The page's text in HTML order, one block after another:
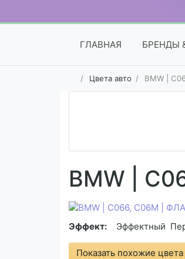
ГЛАВНАЯ БРЕНДЫ
Цвета авто BMW |
BMW |
Эффект: Эффектный
Показать похожие цвета